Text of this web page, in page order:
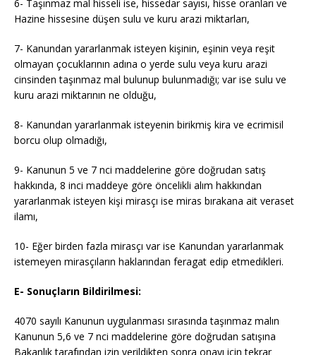
6- Taşınmaz mal hisseli ise, hissedar sayısı, hisse oranları ve
Hazine hissesine düşen sulu ve kuru arazi miktarları,
7- Kanundan yararlanmak isteyen kişinin, eşinin veya reşit
olmayan çocuklarının adına o yerde sulu veya kuru arazi
cinsinden taşınmaz mal bulunup bulunmadığı; var ise sulu ve
kuru arazi miktarının ne olduğu,
8- Kanundan yararlanmak isteyenin birikmiş kira ve ecrimisil
borcu olup olmadığı,
9- Kanunun 5 ve 7 nci maddelerine göre doğrudan satış
hakkında, 8 inci maddeye göre öncelikli alım hakkından
yararlanmak isteyen kişi mirasçı ise miras bırakana ait veraset
ilamı,
10- Eğer birden fazla mirasçı var ise Kanundan yararlanmak
istemeyen mirasçıların haklarından feragat edip etmedikleri.
E- Sonuçların Bildirilmesi:
4070 sayılı Kanunun uygulanması sırasında taşınmaz malın
Kanunun 5,6 ve 7 nci maddelerine göre doğrudan satışına
Bakanlık tarafından izin verildikten sonra onayı için tekrar